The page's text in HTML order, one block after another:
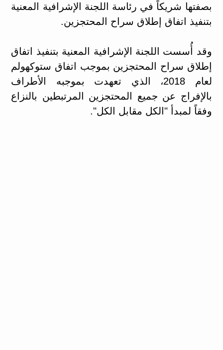
بصفتها شريكاً في رئاسة اللجنة الإشرافية المعنية
بتنفيذ اتفاق إطلاق سراح المحتجزين.
وقد أُسست اللجنة الإشرافية المعنية بتنفيذ اتفاق
إطلاق سراح المحتجزين بموجب اتفاق ستوكهولم
لعام 2018، الذي تعهدت بموجبه الأطراف
بالإفراج عن جميع المحتجزين المرتبطين بالنزاع
وفقاً لمبدأ "الكل مقابل الكل".